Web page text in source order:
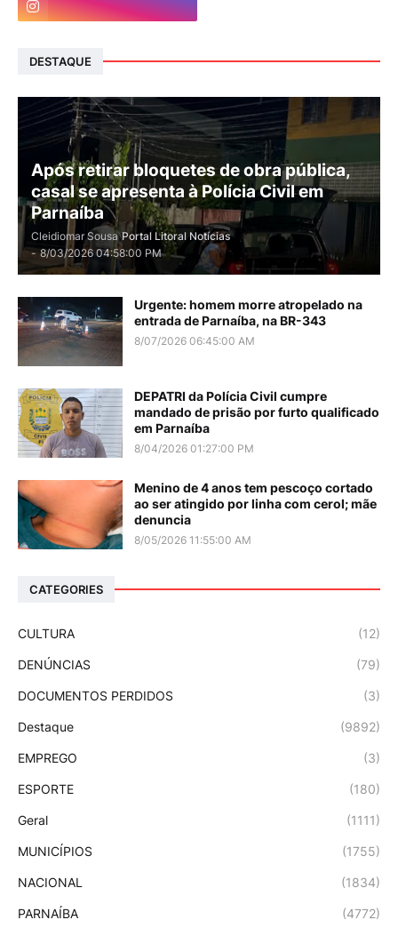
DESTAQUE
Após retirar bloquetes de obra pública,
casal se apresenta à Polícia Civil em
Parnaíba
Cleidiomar Sousa Portal Litoral Notícias
- 8/03/2026 04:58:00 PM
Urgente: homem morre atropelado na
entrada de Parnaíba, na BR-343
8/07/2026 06:45:00 AM
DEPATRI da Polícia Civil cumpre
mandado de prisão por furto qualificado
em Parnaíba
8/04/2026 01:27:00 PM
Menino de 4 anos tem pescoço cortado
ao ser atingido por linha com cerol; mãe
denuncia
8/05/2026 11:55:00 AM
CATEGORIES
CULTURA (12)
DENÚNCIAS (79)
DOCUMENTOS PERDIDOS (3)
Destaque (9892)
EMPREGO (3)
ESPORTE (180)
Geral (1111)
MUNICÍPIOS (1755)
NACIONAL (1834)
PARNAÍBA (4772)